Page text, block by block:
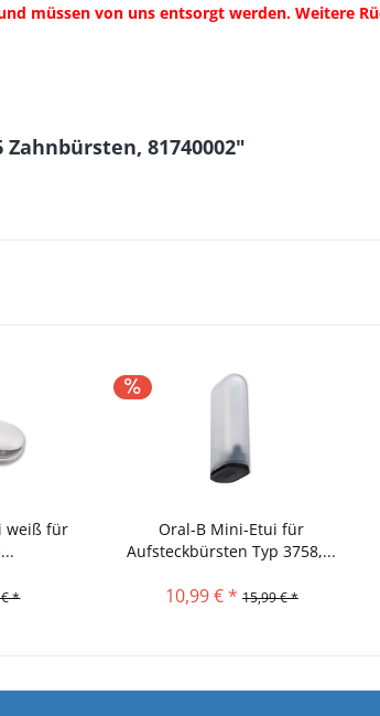
müssen von uns entsorgt werden. Weitere
81740002"
weiß für
€ *
Oral-B Mini-Etui für
Aufsteckbürsten Typ 3758,...
10,99 € * 15,99 € *